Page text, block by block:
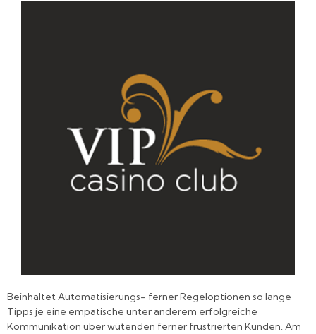
Beinhaltet Automatisierungs- ferner Regeloptionen so lange
Tipps je eine empatische unter anderem erfolgreiche
Kommunikation über wütenden ferner frustrierten Kunden. Am